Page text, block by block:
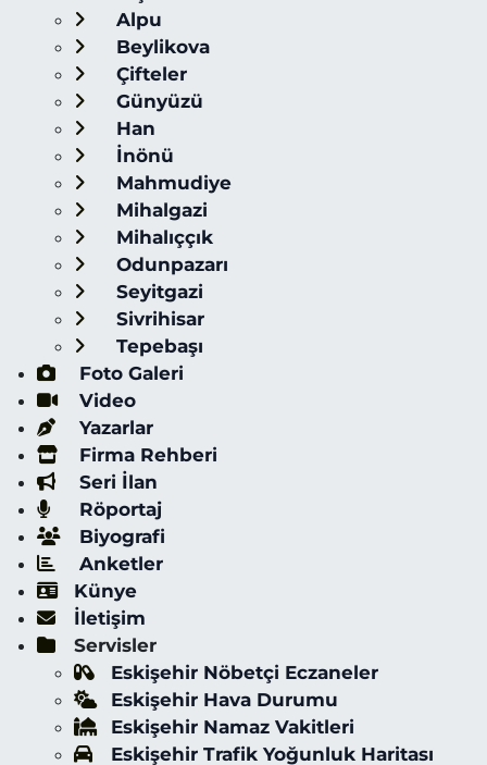
Alpu
Beylikova
Çifteler
Günyüzü
Han
İnönü
Mahmudiye
Mihalgazi
Mihalıççık
Odunpazarı
Seyitgazi
Sivrihisar
Tepebaşı
Foto Galeri
Video
Yazarlar
Firma Rehberi
Seri İlan
Röportaj
Biyografi
Anketler
Künye
İletişim
Servisler
Eskişehir Nöbetçi Eczaneler
Eskişehir Hava Durumu
Eskişehir Namaz Vakitleri
Eskişehir Trafik Yoğunluk Haritası